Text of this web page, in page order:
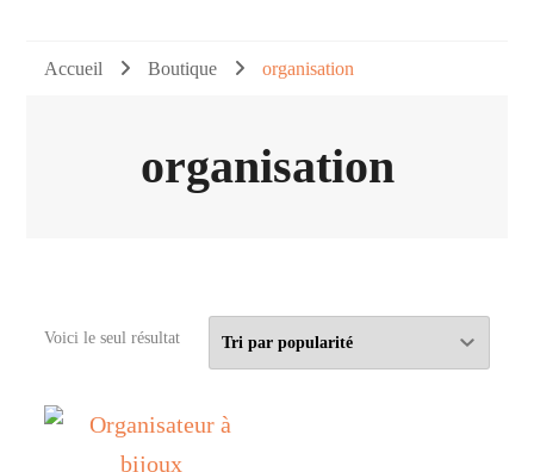
Accueil Boutique organisation
organisation
Voici le seul résultat